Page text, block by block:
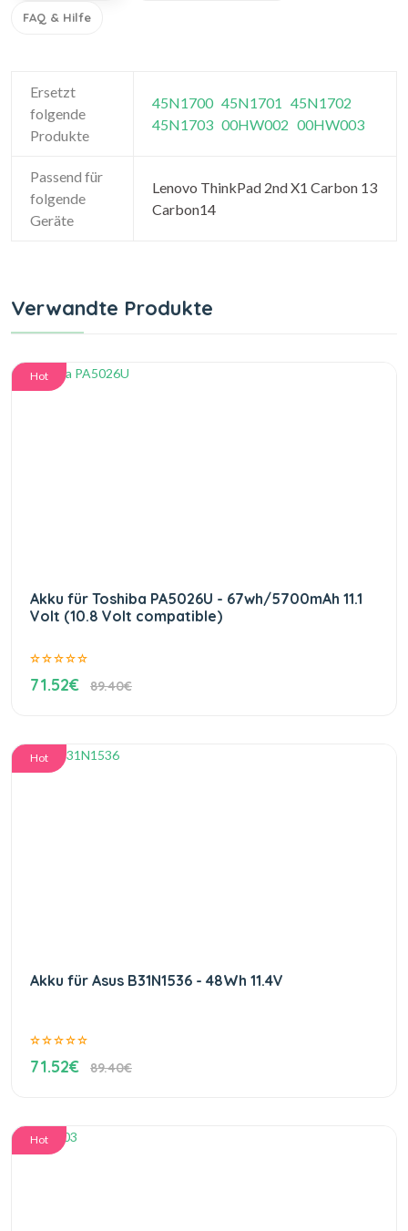
FAQ & Hilfe
Ersetzt
folgende
Produkte
45N1700 45N1701 45N1702
45N1703 00HW002 00HW003
Passend für
folgende
Geräte
Lenovo ThinkPad 2nd X1 Carbon 13
Carbon14
Verwandte Produkte
Hot
Akku für Toshiba PA5026U - 67wh/5700mAh 11.1
Volt (10.8 Volt compatible)
71.52€ 89.40€
Hot
Akku für Asus B31N1536 - 48Wh 11.4V
71.52€ 89.40€
Hot